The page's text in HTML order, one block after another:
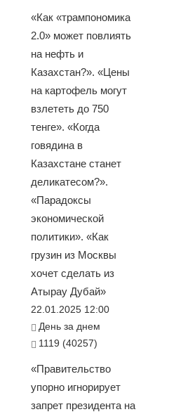
«Как «трампономика
2.0» может повлиять
на нефть и
Казахстан?». «Цены
на картофель могут
взлететь до 750
тенге». «Когда
говядина в
Казахстане станет
деликатесом?».
«Парадоксы
экономической
политики». «Как
грузин из Москвы
хочет сделать из
Атырау Дубай»
22.01.2025 12:00
День за днем
1119 (40257)
«Правительство
упорно игнорирует
запрет президента на